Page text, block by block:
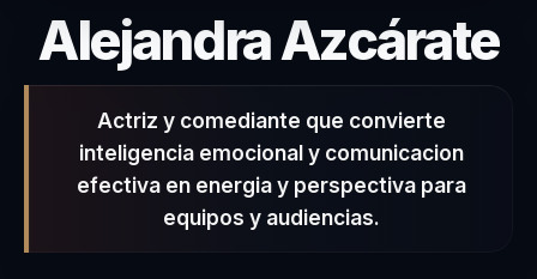
Alejandra Azcárate
Actriz y comediante que convierte
inteligencia emocional y comunicacion
efectiva en energia y perspectiva para
equipos y audiencias.